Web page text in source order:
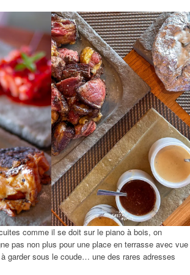
comme il se doit sur le piano à bois, on
pas non plus pour une place en terrasse avec vue
garder sous le coude… une des rares adresses